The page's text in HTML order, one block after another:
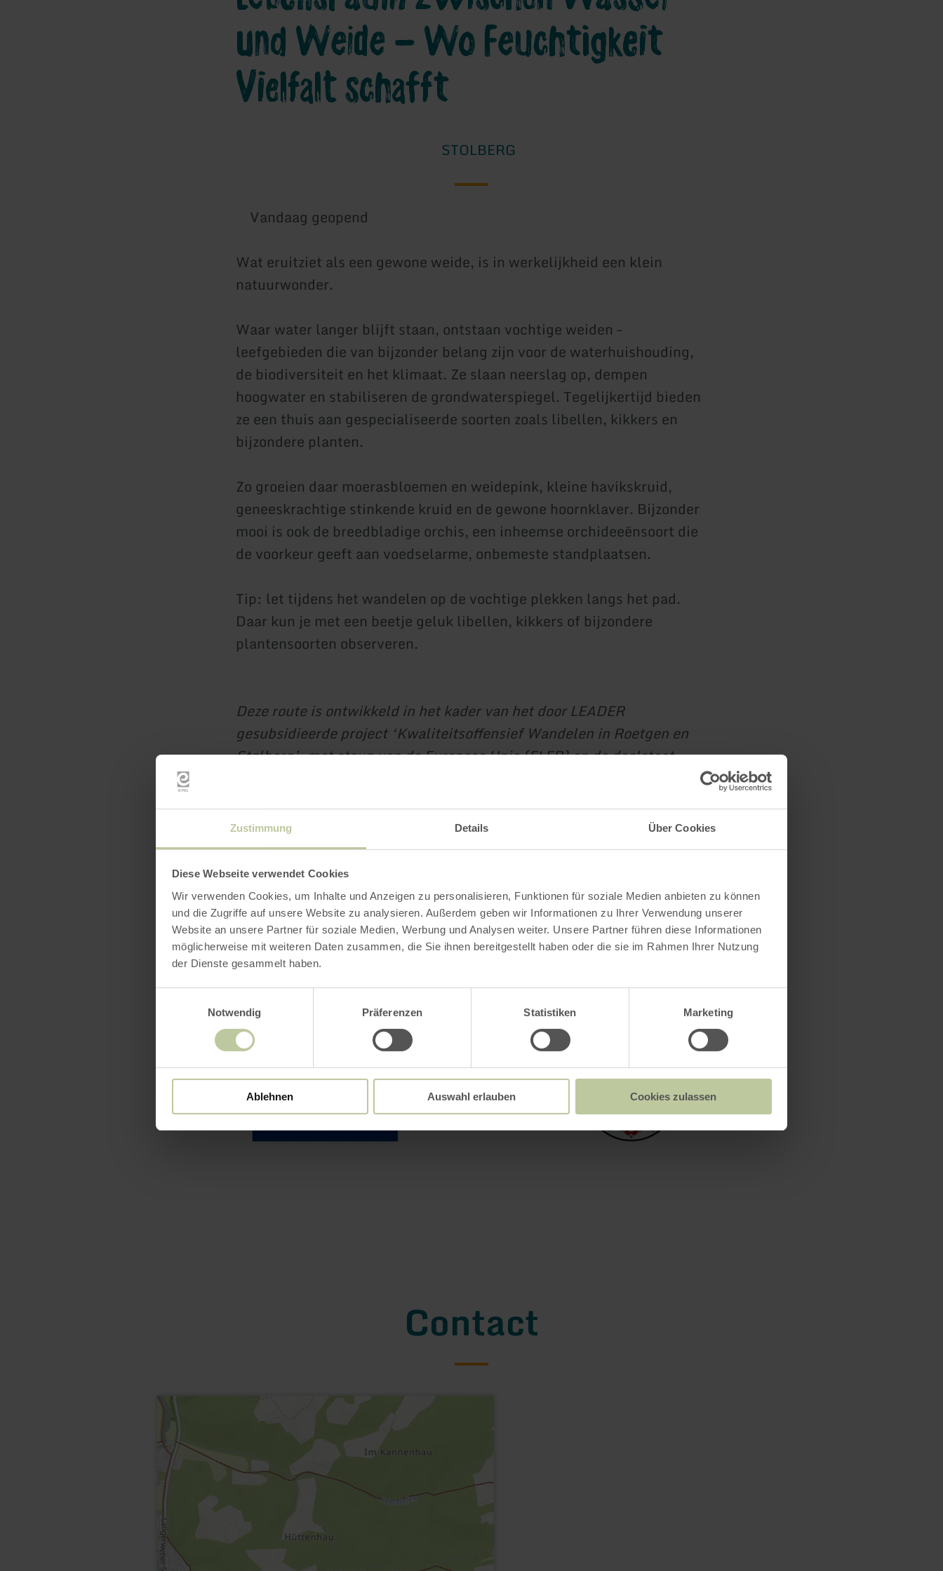
Zustimmung Details Über Cookies
Diese Webseite verwendet Cookies
Wir verwenden Cookies, um Inhalte und Anzeigen zu personalisieren, Funktionen für soziale Medien anbieten zu können
und die Zugriffe auf unsere Website zu analysieren. Außerdem geben wir Informationen zu Ihrer Verwendung unserer
Website an unsere Partner für soziale Medien, Werbung und Analysen weiter. Unsere Partner führen diese Informationen
möglicherweise mit weiteren Daten zusammen, die Sie ihnen bereitgestellt haben oder die sie im Rahmen Ihrer Nutzung
der Dienste gesammelt haben.
Notwendig
Präferenzen Statistiken Marketing
Ablehnen Auswahl erlauben Cookies zulassen
und Weide – Wo Feuchtigkeit
Vielfalt schafft
STOLBERG
Vandaag geopend
Wat eruitziet als een gewone weide, is in werkelijkheid een klein
natuurwonder.
Waar water langer blijft staan, ontstaan vochtige weiden –
leefgebieden die van bijzonder belang zijn voor de waterhuishouding,
de biodiversiteit en het klimaat. Ze slaan neerslag op, dempen
hoogwater en stabiliseren de grondwaterspiegel. Tegelijkertijd bieden
ze een thuis aan gespecialiseerde soorten zoals libellen, kikkers en
bijzondere planten.
Zo groeien daar moerasbloemen en weidepink, kleine havikskruid,
geneeskrachtige stinkende kruid en de gewone hoornklaver. Bijzonder
mooi is ook de breedbladige orchis, een inheemse orchideeënsoort die
de voorkeur geeft aan voedselarme, onbemeste standplaatsen.
Tip: let tijdens het wandelen op de vochtige plekken langs het pad.
Daar kun je met een beetje geluk libellen, kikkers of bijzondere
plantensoorten observeren.
Deze route is ontwikkeld in het kader van het door LEADER
gesubsidieerde project ‘Kwaliteitsoffensief Wandelen in Roetgen en
Stolberg’, met steun van de Europese Unie (ELER) en de deelstaat
Impressies
Contact